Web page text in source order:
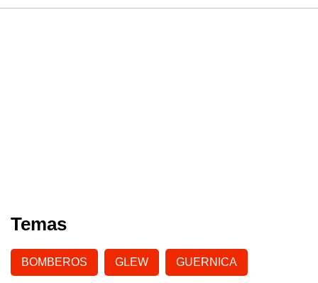
Temas
BOMBEROS GLEW GUERNICA